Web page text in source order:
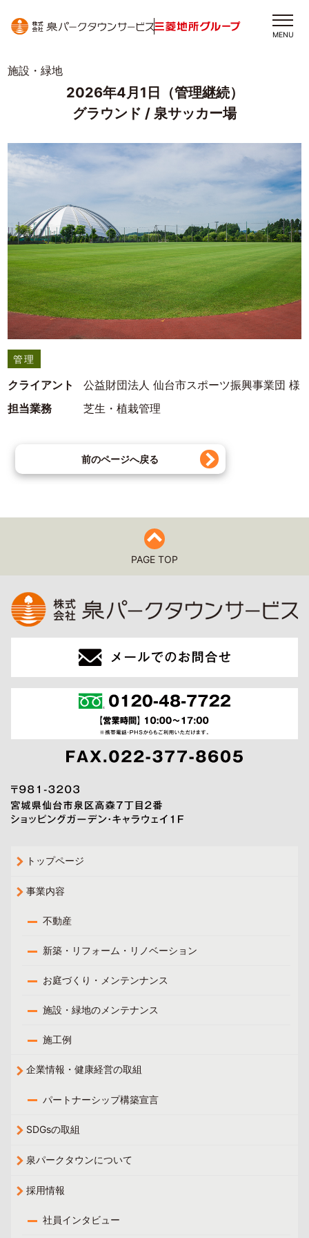
MENU
施設・緑地
2026年4月1日（管理継続）
グラウンド / 泉サッカー場
管理
クライアント
公益財団法人 仙台市スポーツ振興事業団 様
担当業務
芝生・植栽管理
前のページへ戻る
PAGE TOP
トップページ
事業内容
不動産
新築・リフォーム・リノベーション
お庭づくり・メンテンナンス
施設・緑地のメンテナンス
施工例
企業情報・健康経営の取組
パートナーシップ構築宣言
SDGsの取組
泉パークタウンについて
採用情報
社員インタビュー